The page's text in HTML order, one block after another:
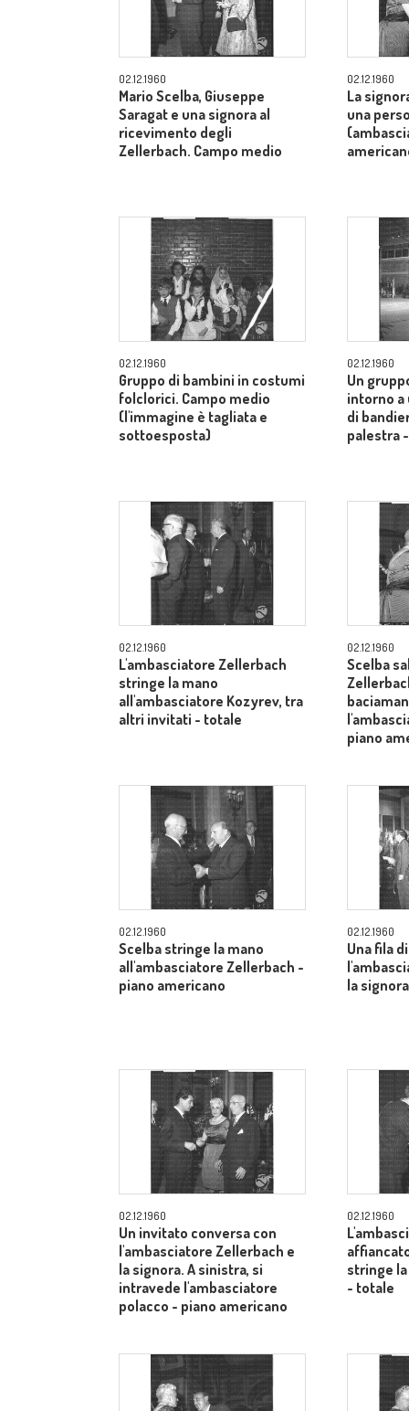
02.12.1960
Mario Scelba, Giuseppe
Saragat e una signora al
ricevimento degli
Zellerbach. Campo medio
02.12.1960
La
una
02.12.1960
Gruppo di bambini in costumi
folclorici. Campo medio
(l'immagine è tagliata e
sottoesposta)
02.12.1960
Un
intorno a
di
palestra
02.12.1960
L'ambasciatore Zellerbach
stringe la mano
all'ambasciatore Kozyrev, tra
altri invitati - totale
02.12.1960
Scelba
piano
02.12.1960
Scelba stringe la mano
all'ambasciatore Zellerbach -
piano americano
02.12.1960
Una fila
la
02.12.1960
Un invitato conversa con
l'ambasciatore Zellerbach e
la signora. A sinistra, si
intravede l'ambasciatore
polacco - piano americano
02.12.1960
stringe
- totale